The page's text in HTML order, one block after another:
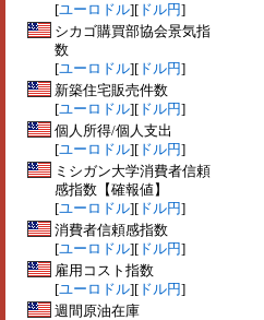
[ユーロドル][ ドル円]
シカゴ購買部協会景気指
数
[ユーロドル][ ドル円]
新築住宅販売件数
[ユーロドル][ ドル円]
個人所得/個人支出
[ユーロドル][ ドル円]
ミシガン大学消費者信頼
感指数【確報値】
[ユーロドル][ ドル円]
消費者信頼感指数
[ユーロドル][ ドル円]
雇用コスト指数
[ユーロドル][ ドル円]
週間原油在庫